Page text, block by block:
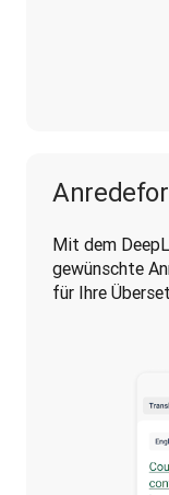
Mit dem
gewünschte
für Ihre